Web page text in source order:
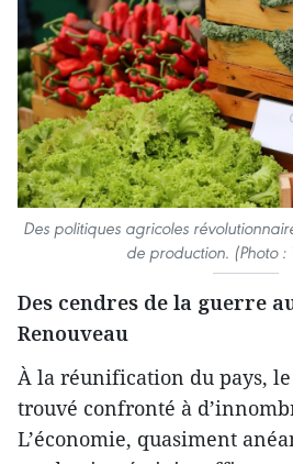
Des politiques agricoles
de production. (Photo
Des cendres de la guerre
Renouveau
À la réunification du pays, le
trouvé confronté à
L’économie, quasiment